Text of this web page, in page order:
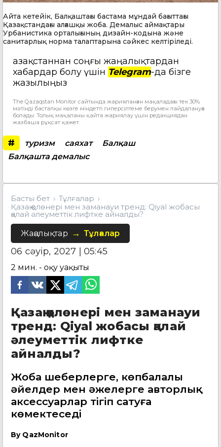
Айта кетейік, Балқаштағы бастама мұндай бағыттағы
Қазақстандағы алғашқы жоба. Демалыс аймақтары
Урбанистика орталығының дизайн-кодына және
санитарлық норма талаптарына сәйкес келтіріледі.
Қазақстаннан соңғы жаңалықтардан
хабардар болу үшін Telegram-да бізге
жазылыңыз
The Qazaqstan Monitor сайтында жарияланған мақаладағы тек 30%
мәтінді бастапқы көзге міндетті гиперсілтеме берумен пайдалануға
болады. Толық мақаланы қайта жариялау үшін редакциядан
жазбаша рұқсат қажет.
# туризм саяхат
Балқаш
Балқашта демалыс
Басты бет
Тұлғалар
Қазақ қолөнері мен заманауи тренд: Qiyal жобасы
қалай әлеуметтік лифтке айналды?
Жаңалықтар Тұлғалар
06 сәуір, 2027 | 05:45
2 мин. - оқу уақыты
Қазақ қолөнері мен заманауи
тренд: Qiyal жобасы қалай
әлеуметтік лифтке
айналды?
Жоба шеберлерге, көпбалалы
әйелдер мен әжелерге авторлық
аксессуарлар тігіп сатуға
көмектеседі
By QazMonitor